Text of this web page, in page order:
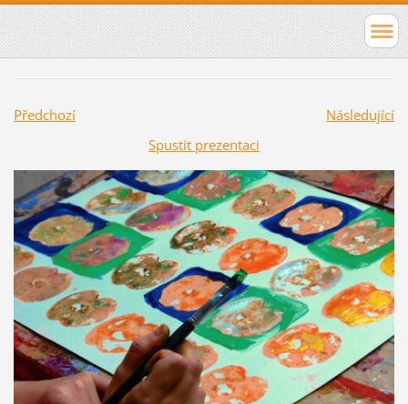
Předchozí
Následující
Spustit prezentaci